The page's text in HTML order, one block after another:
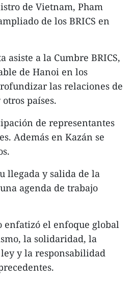
de Vietnam, Pham
de los BRICS en
a la Cumbre BRICS,
de Hanoi en los
las relaciones de
países.
de representantes
Además en Kazán se
llegada y salida de la
agenda de trabajo
enfatizó el enfoque global
la solidaridad, la
y la responsabilidad